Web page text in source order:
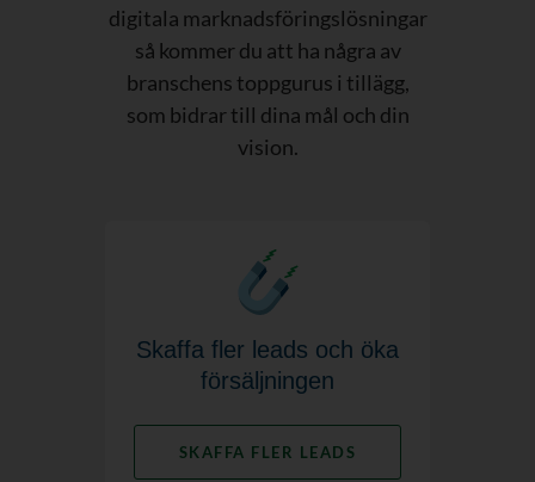
digitala marknadsföringslösningar
så kommer du att ha några av
branschens toppgurus i tillägg,
som bidrar till dina mål och din
vision.
Skaffa fler leads och öka
försäljningen
SKAFFA FLER LEADS